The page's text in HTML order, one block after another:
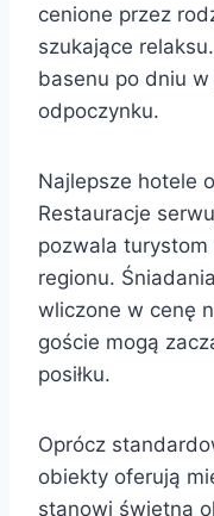
cenione przez
szukające
basenu po dniu w
odpoczynku.
Najlepsze hotele
Restauracje
pozwala
regionu.
wliczone w cenę
goście mogą
posiłku.
Oprócz
obiekty oferują
stanowi świetną